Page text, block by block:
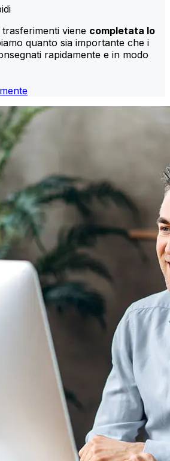
viene completata lo
quanto sia importante che i
rapidamente e in modo